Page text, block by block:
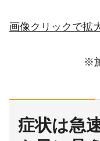
画像クリックで拡
※
症状は急